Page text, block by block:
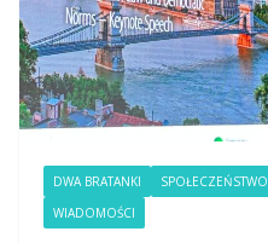
DWA BRATANKI SPOŁECZEŃSTWO
WIADOMOŚCI